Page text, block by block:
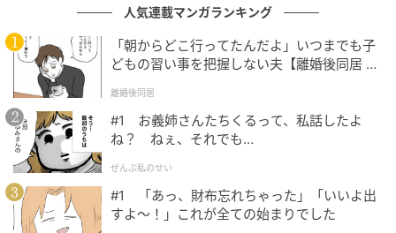
12：00
景福宮エリアの『アンドク』（안덕）で、牛タンを薄
くスライスした料理の昼ごはん。周辺は伝統的な韓屋
が並ぶエリアなので腹ごなしに散歩する。
13：00
『国立現代美術館 ソウル館』（국립현대미술관 서울）
で展示を鑑賞。
人気連載マンガランキング
「朝からどこ行ってたんだよ」いつまでも子
どもの習い事を把握しない夫【離婚後同居 Vo
離婚後同居
#1 お義姉さんたちくるって、私話したよ
ね？ ねぇ、それでも…
ぜんぶ私のせい
#1 「あっ、財布忘れちゃった」「いいよ出
すよ〜！」これが全ての始まりでした